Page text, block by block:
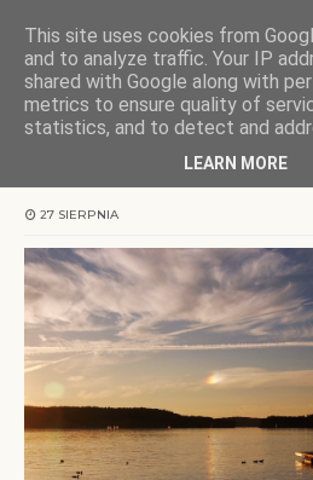
KOCHAMY WARMIĘ
Strona główna wschody/zachody
Olsztyn | Sierpniowe
27 SIERPNIA
This site uses cookies from
and to analyze traffic. Your IP
shared with Google along with
metrics to ensure quality of
statistics, and to detect and
LEARN MORE